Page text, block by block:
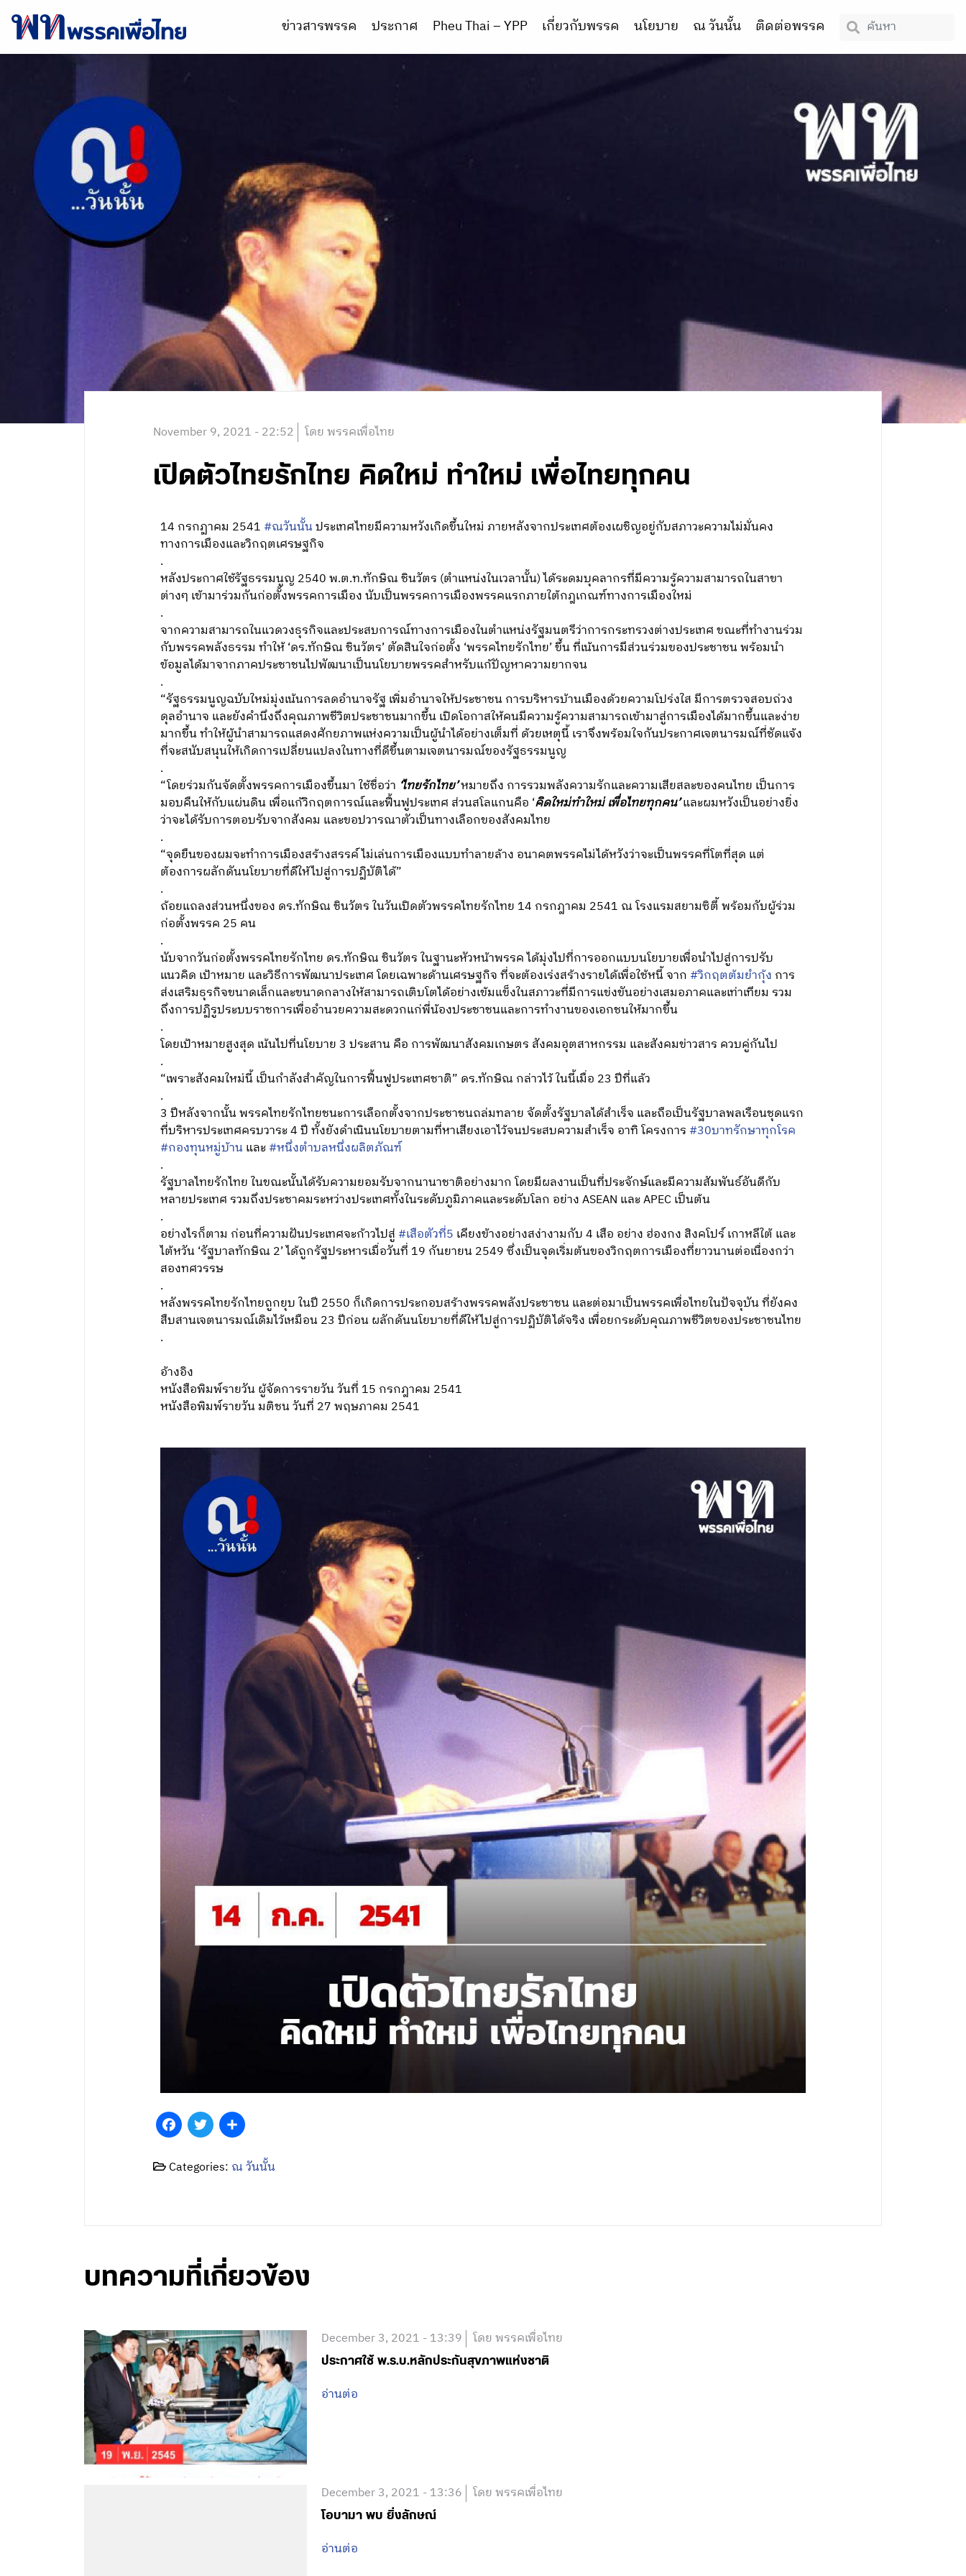
ข่าวสารพรรค ประกาศ Pheu Thai – YPP เกี่ยวกับพรรค นโยบาย ณ วันนั้น ติดต่อพรรค
November 9, 2021 - 22:52 โดย พรรคเพื่อไทย
เปิดตัวไทยรักไทย คิดใหม่ ทำใหม่ เพื่อไทยทุกคน
14 กรกฏาคม 2541 #ณวันนั้นประเทศไทยมีความหวังเกิดขึ้นใหม่ ภายหลังจากประเทศต้องเผชิญอยู่กับสภาวะความไม่มั่นคง
ทางการเมืองและวิกฤตเศรษฐกิจ
.
หลังประกาศใช้รัฐธรรมนูญ 2540 พ.ต.ท.ทักษิณ ชินวัตร (ตำแหน่งในเวลานั้น) ได้ระดมบุคลากรที่มีความรู้ความสามารถในสาขา
ต่างๆ เข้ามาร่วมกันก่อตั้งพรรคการเมือง นับเป็นพรรคการเมืองพรรคแรกภายใต้กฎเกณฑ์ทางการเมืองใหม่
.
จากความสามารถในแวดวงธุรกิจและประสบการณ์ทางการเมืองในตำแหน่งรัฐมนตรีว่าการกระทรวงต่างประเทศ ขณะที่ทำงานร่วม
กับพรรคพลังธรรม ทำให้ ‘ดร.ทักษิณ ชินวัตร’ ตัดสินใจก่อตั้ง ‘พรรคไทยรักไทย’ ขึ้น ที่เน้นการมีส่วนร่วมของประชาชน พร้อมนำ
ข้อมูลได้มาจากภาคประชาชนไปพัฒนาเป็นนโยบายพรรคสำหรับแก้ปัญหาความยากจน
.
“รัฐธรรมนูญฉบับใหม่มุ่งเน้นการลดอำนาจรัฐ เพิ่มอำนาจให้ประชาชน การบริหารบ้านเมืองด้วยความโปร่งใส มีการตรวจสอบถ่วง
ดุลอำนาจ และยังคำนึงถึงคุณภาพชีวิตประชาชนมากขึ้น เปิดโอกาสให้คนมีความรู้ความสามารถเข้ามาสู่การเมืองได้มากขึ้นและง่าย
มากขึ้น ทำให้ผู้นำสามารถแสดงศักยภาพแห่งความเป็นผู้นำได้อย่างเต็มที่ ด้วยเหตุนี้ เราจึงพร้อมใจกันประกาศเจตนารมณ์ที่ชัดแจ้ง
ที่จะสนับสนุนให้เกิดการเปลี่ยนแปลงในทางที่ดีขึ้นตามเจตนารมณ์ของรัฐธรรมนูญ
.
“โดยร่วมกันจัดตั้งพรรคการเมืองขึ้นมา ใช้ชื่อว่า ‘ไทยรักไทย’หมายถึง การรวมพลังความรักและความเสียสละของคนไทย เป็นการ
มอบคืนให้กับแผ่นดิน เพื่อแก้วิกฤตการณ์และฟื้นฟูประเทศ ส่วนสโลแกนคือ ‘คิดใหม่ทำใหม่ เพื่อไทยทุกคน’และผมหวังเป็นอย่างยิ่ง
ว่าจะได้รับการตอบรับจากสังคม และขอปวารณาตัวเป็นทางเลือกของสังคมไทย
.
“จุดยืนของผมจะทำการเมืองสร้างสรรค์ ไม่เล่นการเมืองแบบทำลายล้าง อนาคตพรรคไม่ได้หวังว่าจะเป็นพรรคที่โตที่สุด แต่
ต้องการผลักดันนโยบายที่ดีให้ไปสู่การปฏิบัติได้”
.
ถ้อยแถลงส่วนหนึ่งของ ดร.ทักษิณ ชินวัตร ในวันเปิดตัวพรรคไทยรักไทย 14 กรกฎาคม 2541 ณ โรงแรมสยามซิตี้ พร้อมกับผู้ร่วม
ก่อตั้งพรรค 25 คน
.
นับจากวันก่อตั้งพรรคไทยรักไทย ดร.ทักษิณ ชินวัตร ในฐานะหัวหน้าพรรค ได้มุ่งไปที่การออกแบบนโยบายเพื่อนำไปสู่การปรับ
แนวคิด เป้าหมาย และวิธีการพัฒนาประเทศ โดยเฉพาะด้านเศรษฐกิจ ที่จะต้องเร่งสร้างรายได้เพื่อใช้หนี้ จาก #วิกฤตต้มยำกุ้ง การ
ส่งเสริมธุรกิจขนาดเล็กและขนาดกลางให้สามารถเติบโตได้อย่างเข้มแข็งในสภาวะที่มีการแข่งขันอย่างเสมอภาคและเท่าเทียม รวม
ถึงการปฏิรูประบบราชการเพื่ออำนวยความสะดวกแก่พี่น้องประชาชนและการทำงานของเอกชนให้มากขึ้น
.
โดยเป้าหมายสูงสุด เน้นไปที่นโยบาย 3 ประสาน คือ การพัฒนาสังคมเกษตร สังคมอุตสาหกรรม และสังคมข่าวสาร ควบคู่กันไป
.
“เพราะสังคมใหม่นี้ เป็นกำลังสำคัญในการฟื้นฟูประเทศชาติ” ดร.ทักษิณ กล่าวไว้ ในนี้เมื่อ 23 ปีที่แล้ว
.
3 ปีหลังจากนั้น พรรคไทยรักไทยชนะการเลือกตั้งจากประชาชนถล่มทลาย จัดตั้งรัฐบาลได้สำเร็จ และถือเป็นรัฐบาลพลเรือนชุดแรก
ที่บริหารประเทศครบวาระ 4 ปี ทั้งยังดำเนินนโยบายตามที่หาเสียงเอาไว้จนประสบความสำเร็จ อาทิ โครงการ #30บาทรักษาทุกโรค
#กองทุนหมู่บ้านและ#หนึ่งตำบลหนึ่งผลิตภัณฑ์
.
รัฐบาลไทยรักไทย ในขณะนั้นได้รับความยอมรับจากนานาชาติอย่างมาก โดยมีผลงานเป็นที่ประจักษ์และมีความสัมพันธ์อันดีกับ
หลายประเทศ รวมถึงประชาคมระหว่างประเทศทั้งในระดับภูมิภาคและระดับโลก อย่าง ASEAN และ APEC เป็นต้น
.
อย่างไรก็ตาม ก่อนที่ความฝันประเทศจะก้าวไปสู่ #เสือตัวที่5 เคียงข้างอย่างสง่างามกับ 4 เสือ อย่าง ฮ่องกง สิงคโปร์ เกาหลีใต้ และ
ไต้หวัน ‘รัฐบาลทักษิณ 2’ ได้ถูกรัฐประหารเมื่อวันที่ 19 กันยายน 2549 ซึ่งเป็นจุดเริ่มต้นของวิกฤตการเมืองที่ยาวนานต่อเนื่องกว่า
สองทศวรรษ
.
หลังพรรคไทยรักไทยถูกยุบ ในปี 2550 ก็เกิดการประกอบสร้างพรรคพลังประชาชน และต่อมาเป็นพรรคเพื่อไทยในปัจจุบัน ที่ยังคง
สืบสานเจตนารมณ์เดิมไว้เหมือน 23 ปีก่อน ผลักดันนโยบายที่ดีให้ไปสู่การปฏิบัติได้จริง เพื่อยกระดับคุณภาพชีวิตของประชาชนไทย
.
อ้างอิง
หนังสือพิมพ์รายวัน ผู้จัดการรายวัน วันที่ 15 กรกฎาคม 2541
หนังสือพิมพ์รายวัน มติชน วันที่ 27 พฤษภาคม 2541
Facebook
TwitterShare
Categories: ณ วันนั้น
บทความที่เกี่ยวข้อง
December 3, 2021 - 13:39 โดย พรรคเพื่อไทย
ประกาศใช้ พ.ร.บ.หลักประกันสุขภาพแห่งชาติ
อ่านต่อ
December 3, 2021 - 13:36 โดย พรรคเพื่อไทย
โอบามา พบ ยิ่งลักษณ์
อ่านต่อ